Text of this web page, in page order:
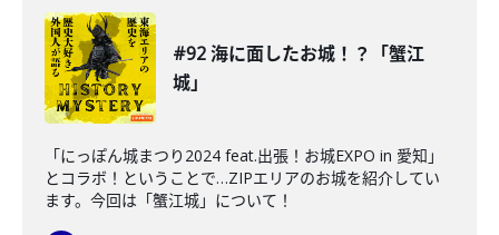
#92 海に面したお城！？「蟹江
城」
「にっぽん城まつり2024 feat.出張！お城EXPO in 愛知」
とコラボ！ということで…ZIPエリアのお城を紹介してい
ます。今回は「蟹江城」について！